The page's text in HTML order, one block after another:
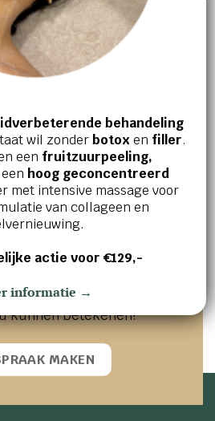
welzijn verdienen het
beste!
kracht van effectieve
een afspraak en ontdek wat
kunnen betekenen!
MAKEN
behandeling
wil zonderbotox en filler.
een fruitzuurpeeling,
hoog geconcentreerd
met intensive massage voor
van collageen en
actie voor €129,-
informatie →